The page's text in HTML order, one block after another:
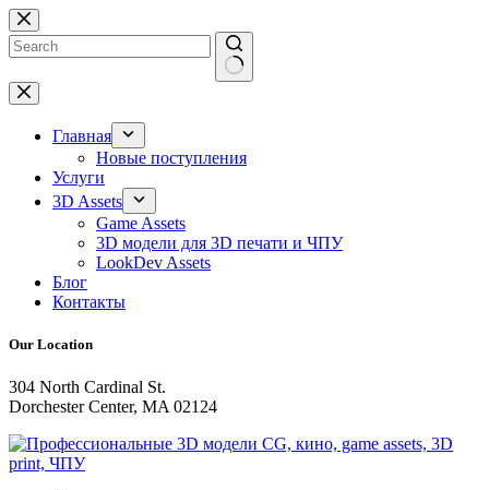
Перейти
к
сути
Ничего
не
найденоГлавная
Новые поступления
Услуги
3D Assets
Game Assets
3D модели для 3D печати и ЧПУ
LookDev Assets
Блог
Контакты
Our Location
304 North Cardinal St.
Dorchester Center, MA 02124